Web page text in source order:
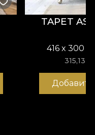
TAPET
416 x 300
315,13